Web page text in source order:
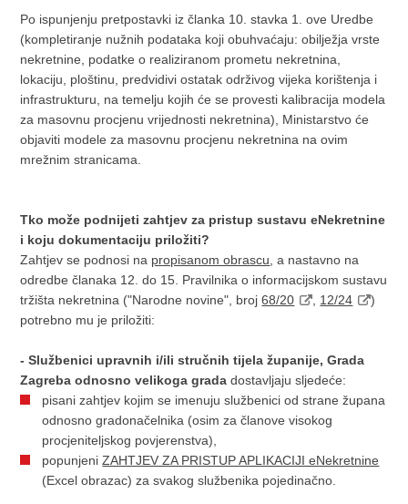
Po ispunjenju pretpostavki iz članka 10. stavka 1. ove Uredbe
(kompletiranje nužnih podataka koji obuhvaćaju: obilježja vrste
nekretnine, podatke o realiziranom prometu nekretnina,
lokaciju, ploštinu, predvidivi ostatak održivog vijeka korištenja i
infrastrukturu, na temelju kojih će se provesti kalibracija modela
za masovnu procjenu vrijednosti nekretnina), Ministarstvo će
objaviti modele za masovnu procjenu nekretnina na ovim
mrežnim stranicama.
Tko može podnijeti zahtjev za pristup sustavu eNekretnine
i koju dokumentaciju priložiti?
Zahtjev se podnosi na propisanom obrascu , a nastavno na
odredbe članaka 12. do 15. Pravilnika o informacijskom sustavu
tržišta nekretnina ("Narodne novine", broj68/20 12/24
)
potrebno mu je priložiti:
- Službenici upravnih i/ili stručnih tijela županije, Grada
Zagreba odnosno velikoga gradadostavljaju sljedeće:
pisani zahtjev kojim se imenuju službenici od strane župana
odnosno gradonačelnika (osim za članove visokog
procjeniteljskog povjerenstva),
popunjeniZAHTJEV ZA PRISTUP APLIKACIJI eNekretnine
(Excel obrazac) za svakog službenika pojedinačno.